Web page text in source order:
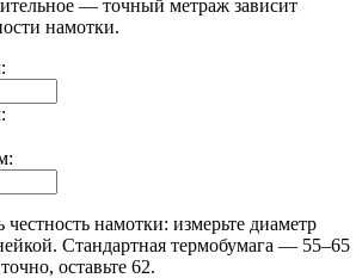
— точный метраж зависит
намотки.
намотки: измерьте диаметр
Стандартная термобумага — 55–65
оставьте 62.